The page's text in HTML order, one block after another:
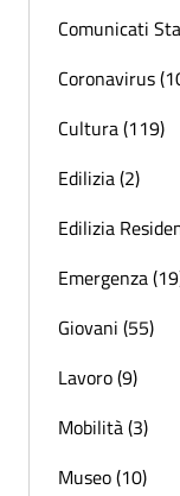
Comunicati
Coronavirus
Cultura (119)
Edilizia (2)
Edilizia
Emergenza
Giovani (55)
Lavoro (9)
Mobilità (3)
Museo (10)